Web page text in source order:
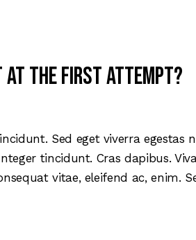
at the first attempt?
Sed eget viverra egestas
tincidunt. Cras dapibus.
vitae, eleifend ac, enim.